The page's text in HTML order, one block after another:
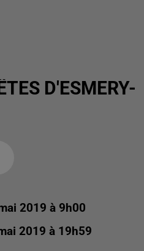
D'ESMERY-
2019 à 9h00
2019 à 19h59